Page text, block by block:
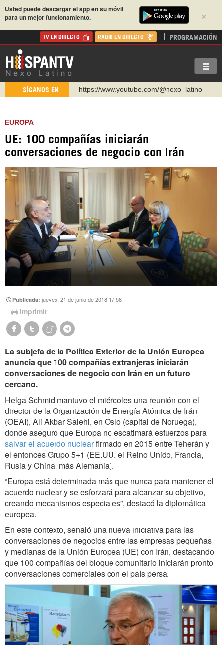
×
Usted puede descargar el app en su móvil
para un mejor funcionamiento.
TV EN DIRECTO RADIO EN DIRECTO PROGRAMACIÓN
SÍGANOS EN https://www.youtube.com/@nexo_latino
http://twitter.com/nexo_latino
WhatsApp y Viber: +98 921 79 29 404
Instagram como: hispan_tv
https://www.facebook.com/Nexolatino.Canal
EUROPA
UE: 100 compañías iniciarán
conversaciones de negocio con Irán
Publicada:jueves, 21 de junio de 2018 17:58
Imprimir
La subjefa de la Política Exterior de la Unión Europea
anuncia que 100 compañías extranjeras iniciarán
conversaciones de negocio con Irán en un futuro
cercano.
Helga Schmid mantuvo el miércoles una reunión con el
director de la Organización de Energía Atómica de Irán
(OEAI), Ali Akbar Salehi, en Oslo (capital de Noruega),
donde aseguró que Europa no escatimará esfuerzos para
salvar el acuerdo nuclearfirmado en 2015 entre Teherán y
el entonces Grupo 5+1 (EE.UU. el Reino Unido, Francia,
Rusia y China, más Alemania).
“Europa está determinada más que nunca para mantener el
acuerdo nuclear y se esforzará para alcanzar su objetivo,
creando mecanismos especiales”, destacó la diplomática
europea.
En este contexto, señaló una nueva iniciativa para las
conversaciones de negocios entre las empresas pequeñas
y medianas de la Unión Europea (UE) con Irán, destacando
que 100 compañías del bloque comunitario iniciarán pronto
conversaciones comerciales con el país persa.